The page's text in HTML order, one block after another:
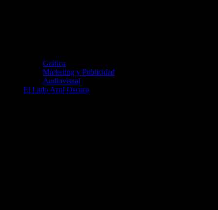
Gráfica
Marketing y Publicidad
Audiovisual
El Lado Azul Oscuro